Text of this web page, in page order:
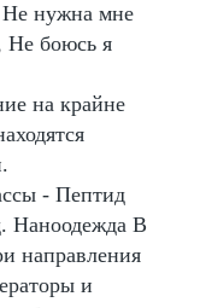
Не нужна мне
Не боюсь я
на крайне
- Пептид
Наноодежда В
направления
и